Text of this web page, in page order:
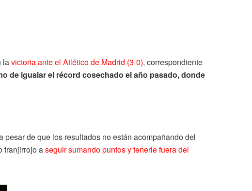
lavictoria ante el Atlético de Madrid (3-0), correspondiente
de igualar el récord cosechado el año pasado, donde
de que los resultados no están acompañando del
franjirrojo aseguir sumando puntos y tenerle fuera del